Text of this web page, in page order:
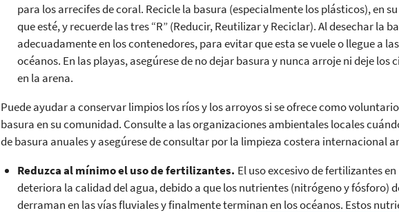
para los arrecifes de coral. Recicle la basura (especialmente los plásticos), en
que esté, y recuerde las tres “R” (Reducir, Reutilizar y Reciclar). Al desechar la
adecuadamente en los contenedores, para evitar que esta se vuele o llegue a
océanos. En las playas, asegúrese de no dejar basura y nunca arroje ni deje los
en la arena.
Puede ayudar a conservar limpios los ríos y los arroyos si se ofrece como
basura en su comunidad. Consulte a las organizaciones ambientales locales
de basura anuales y asegúrese de consultar por la limpieza costera internacional
Reduzca al mínimo el uso de fertilizantes. El uso excesivo de fertilizantes en
deteriora la calidad del agua, debido a que los nutrientes (nitrógeno y fósforo)
derraman en las vías fluviales y finalmente terminan en los océanos. Estos